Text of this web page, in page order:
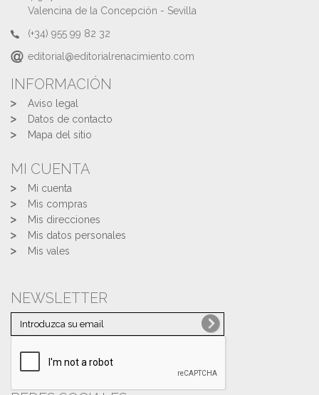
Valencina de la Concepción - Sevilla
(+34) 955 99 82 32
editorial@editorialrenacimiento.com
INFORMACIÓN
Aviso legal
Datos de contacto
Mapa del sitio
MI CUENTA
Mi cuenta
Mis compras
Mis direcciones
Mis datos personales
Mis vales
NEWSLETTER